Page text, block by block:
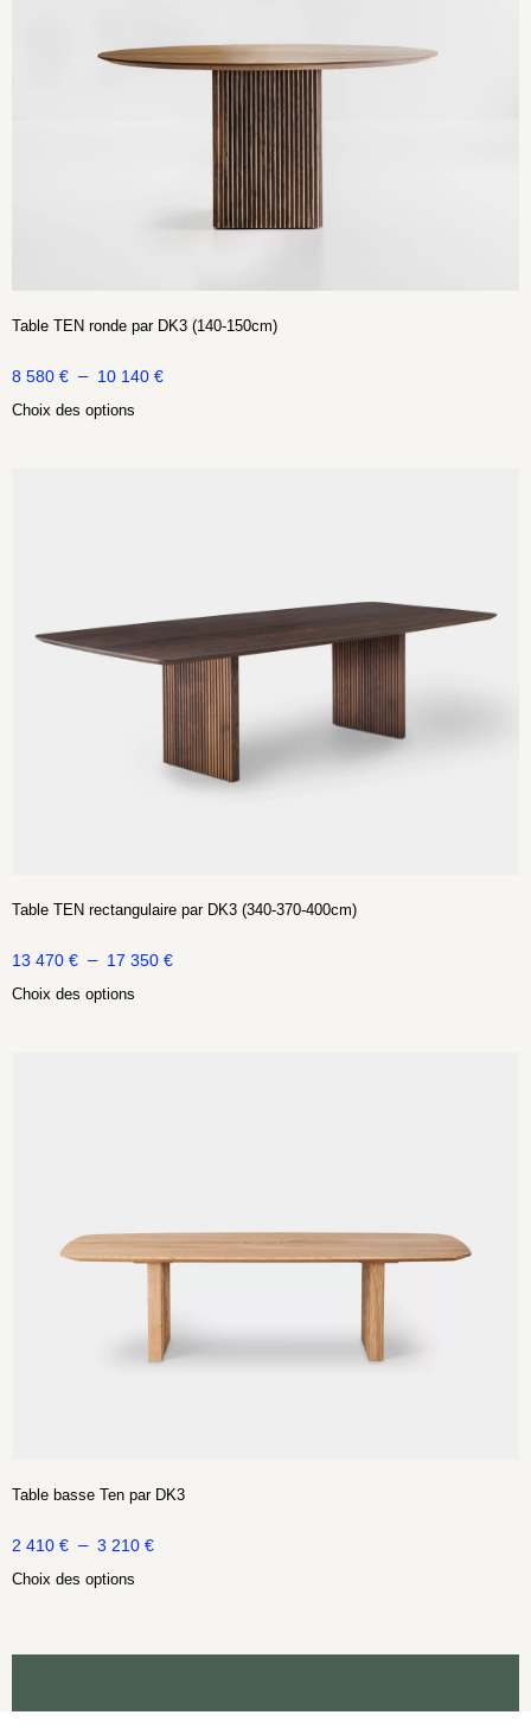
Table TEN ronde par DK3 (140-150cm)
8 580 € – 10 140 €
Choix des options
Table TEN rectangulaire par DK3 (340-370-400cm)
13 470 € – 17 350 €
Choix des options
Table basse Ten par DK3
2 410 € – 3 210 €
Choix des options